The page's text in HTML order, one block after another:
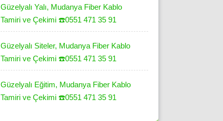
Güzelyalı Yalı, Mudanya Fiber Kablo
Tamiri ve Çekimi ☎️0551 471 35 91
Güzelyalı Siteler, Mudanya Fiber Kablo
Tamiri ve Çekimi ☎️0551 471 35 91
Güzelyalı Eğitim, Mudanya Fiber Kablo
Tamiri ve Çekimi ☎️0551 471 35 91